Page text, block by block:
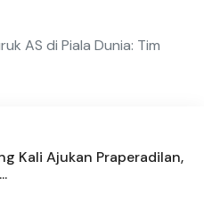
AS di Piala Dunia: Tim
Kali Ajukan Praperadilan,